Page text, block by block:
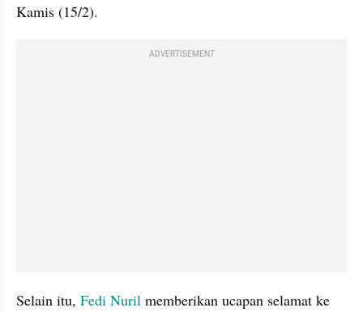
Kamis (15/2).
ADVERTISEMENT
Selain itu, Fedi Nuril memberikan ucapan selamat ke